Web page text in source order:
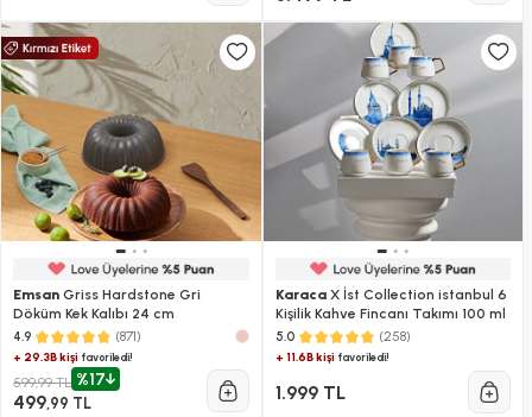
Emsan Griss Hardstone Gri
Döküm Kek Kalıbı 24 cm
4.9 (871)
+ 29.3B kişi favoriledi!
599,99 TL %17
499,99 TL
KaracaX İst Collection istanbul 6
Kişilik Kahve Fincanı Takımı 100 ml
5.0 (258)
+ 11.6B kişifavoriledi!
1.999 TL